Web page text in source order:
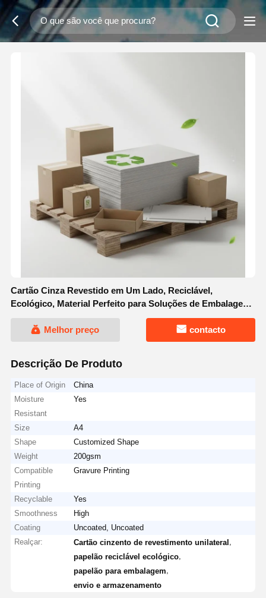
Cartão Cinza Revestido em Um Lado, Reciclável,
Ecológico, Material Perfeito para Soluções de Embalagem,
Melhor preço
contacto
Descrição De Produto
Place of Origin
China
Moisture
Resistant
Yes
Size
A4
Shape
Customized Shape
Weight
200gsm
Compatible
Printing
Gravure Printing
Recyclable
Yes
Smoothness
High
Coating
Uncoated, Uncoated
Realçar:
Cartão cinzento de revestimento unilateral
papelão reciclável ecológico
papelão para embalagem
envio e armazenamento